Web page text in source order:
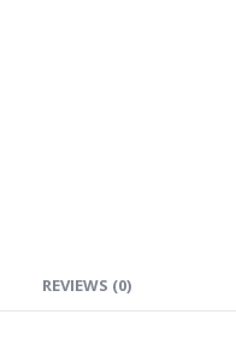
REVIEWS (0)